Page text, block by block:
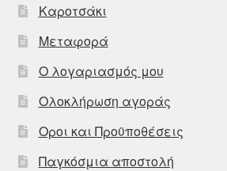
Καροτσάκι
Μεταφορά
Ο λογαριασμός μου
Ολοκλήρωση αγοράς
Οροι και Προϋποθέσεις
Παγκόσμια αποστολή